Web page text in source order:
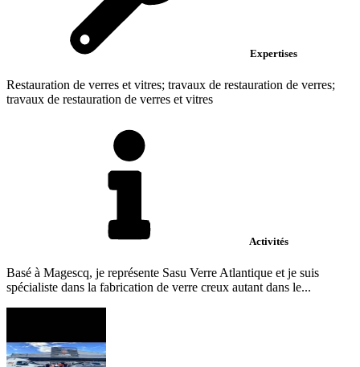
Expertises
Restauration de verres et vitres; travaux de restauration de verres;
travaux de restauration de verres et vitres
Activités
Basé à Magescq, je représente Sasu Verre Atlantique et je suis
spécialiste dans la fabrication de verre creux autant dans le...